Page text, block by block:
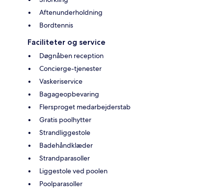
Aftenunderholdning
Bordtennis
Faciliteter og service
Døgnåben reception
Concierge-tjenester
Vaskeriservice
Bagageopbevaring
Flersproget medarbejderstab
Gratis poolhytter
Strandliggestole
Badehåndklæder
Strandparasoller
Liggestole ved poolen
Poolparasoller